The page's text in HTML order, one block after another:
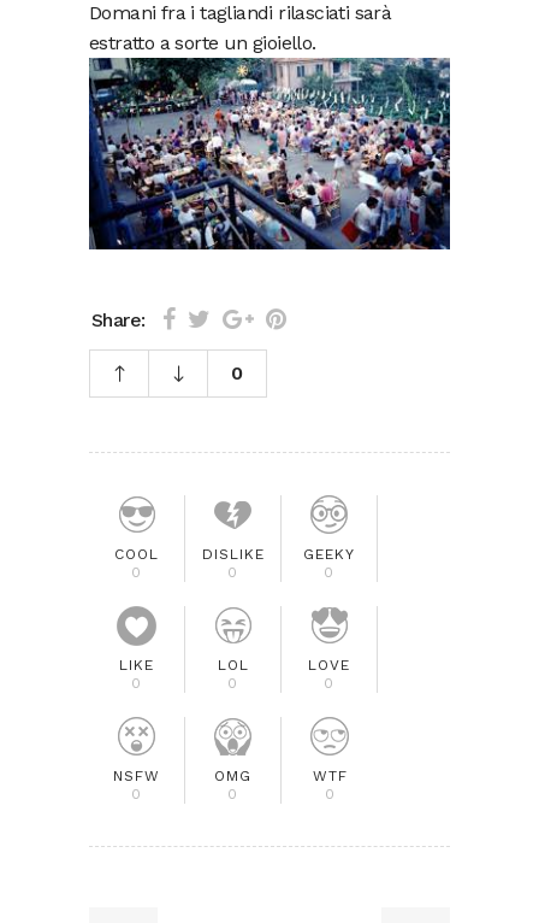
Domani fra i tagliandi rilasciati sarà
estratto a sorte un gioiello.
Share:
0
COOL
0
DISLIKE
0
GEEKY
0
LIKE
0
LOL
0
LOVE
0
NSFW
0
OMG
0
WTF
0